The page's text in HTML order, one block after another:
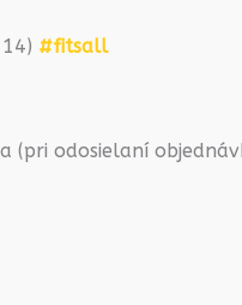
#fitsall
(pri odosielaní